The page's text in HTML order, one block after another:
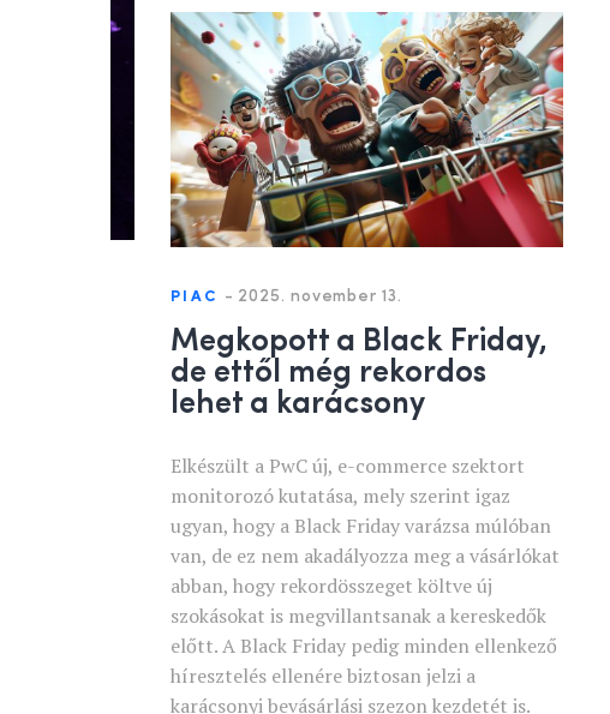
PIAC - 2025. november 13.
Megkopott a Black Friday,
de ettől még rekordos
lehet a karácsony
Elkészült a PwC új, e-commerce szektort
monitorozó kutatása, mely szerint igaz
ugyan, hogy a Black Friday varázsa múlóban
van, de ez nem akadályozza meg a vásárlókat
abban, hogy rekordösszeget költve új
szokásokat is megvillantsanak a kereskedők
előtt. A Black Friday pedig minden ellenkező
híresztelés ellenére biztosan jelzi a
karácsonyi bevásárlási szezon kezdetét is.